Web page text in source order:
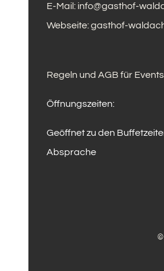
E-Mail: info@gasthof-
Webseite:gasthof-
Regeln und AGB für Events
Öffnungszeiten:
Geöffnet zu den
Absprache
©